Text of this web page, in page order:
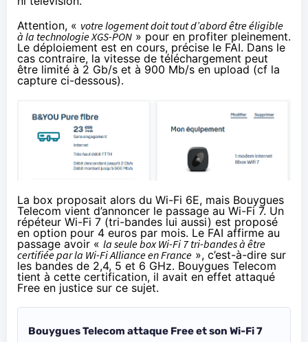
Attention, « votre logement doit tout d’abord être éligible
à la technologie XGS-PON » pour en profiter pleinement.
Le déploiement est en cours, précise le FAI. Dans le
cas contraire, la vitesse de téléchargement peut
être limité à 2 Gb/s et à 900 Mb/s en upload (cf la
capture ci-dessous).
La box proposait alors du Wi-Fi 6E, mais Bouygues
Telecom vient d’annoncer le passage au Wi-Fi 7. Un
répéteur Wi-Fi 7 (tri-bandes lui aussi) est proposé
en option pour 4 euros par mois. Le FAI affirme au
passage avoir « la seule box Wi-Fi 7 tri-bandes à être
certifiée par la Wi-Fi Alliance en France », c’est-à-dire sur
les bandes de 2,4, 5 et 6 GHz. Bouygues Telecom
tient à cette certification, il avait en effet attaqué
Free en justice sur ce sujet.
Bouygues Telecom attaque Free et son Wi-Fi 7